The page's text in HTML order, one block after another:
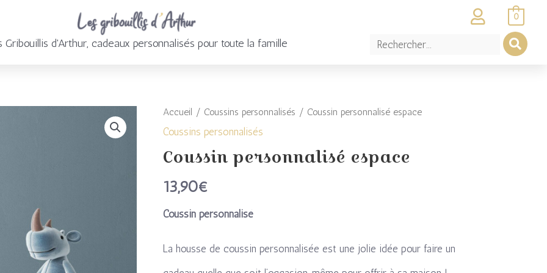
Gribouillis d'Arthur, cadeaux personnalisés pour toute la famille
0
Accueil / Coussins personnalisés / Coussin personnalisé espace
Coussins personnalisés
Coussin personnalisé espace
13,90€
Coussin personnalisé
La housse de coussin personnalisée est une jolie idée pour faire un
quantité
Coussin
personnalisé
espace